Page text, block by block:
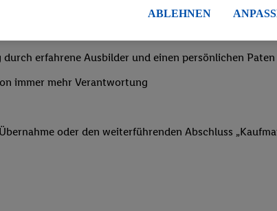
erfahrene Ausbilder und einen persönlichen Paten
immer mehr Verantwortung
oder den weiterführenden Abschluss
Werbung basiert auf der Generierung von auch mit
Dies umfasst die Zusammenführung von Daten (z.B. über
Lidl-Diensten, Informationen aus Ihrem Kundenkonto - z.B.
auch über verschiedene Endgeräte und Lidl-
dem Zugriff auf Informationen auf Ihren Endgeräten zur
Im Zusammenhang mit dem Ausspielen dieser Werbung
der Werbung, zur Zielgruppenforschung, zur
und Optimierung dieser Werbeausspielungen.
dazu erteilen und danach ein Lidl Plus-Konto
ABLEHNEN